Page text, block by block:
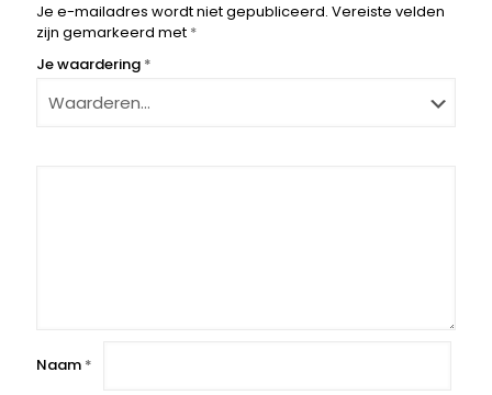
Je e-mailadres wordt niet gepubliceerd. Vereiste velden
zijn gemarkeerd met *
Je waardering *
Naam *